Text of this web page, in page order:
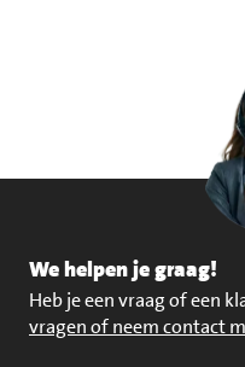
We helpen je graag!
Heb je een vraag of een
vragen of neem contact